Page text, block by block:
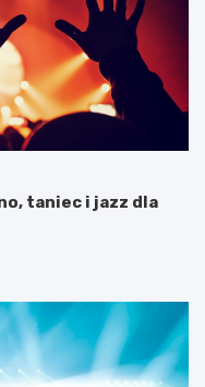
taniec i jazz dla